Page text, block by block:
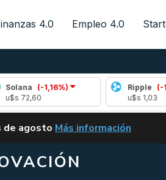
4.0 Empleo 4.0
(-1,16%)
Ripple (-1,69%)
ALERTA
de agosto VUELVE EL CARRY
Más información